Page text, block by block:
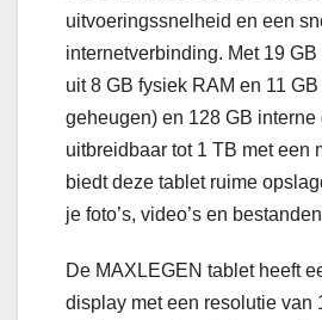
uitvoeringssnelheid en een
internetverbinding. Met 19
uit 8 GB fysiek RAM en 11 GB
geheugen) en 128 GB interne
uitbreidbaar tot 1 TB met een
biedt deze tablet ruime
je foto’s, video’s en
De MAXLEGEN tablet heeft
display met een resolutie van